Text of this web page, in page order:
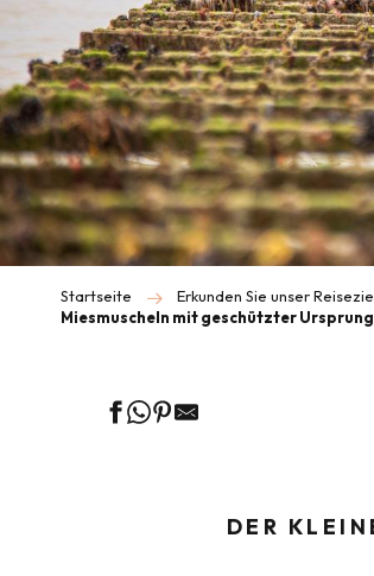
Startseite Erkunden Sie unser
Miesmuscheln mit geschützter
DER